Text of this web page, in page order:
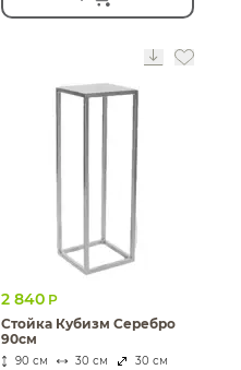
2 840 Р
Стойка Кубизм Серебро
90см
90 см 30 см 30 см